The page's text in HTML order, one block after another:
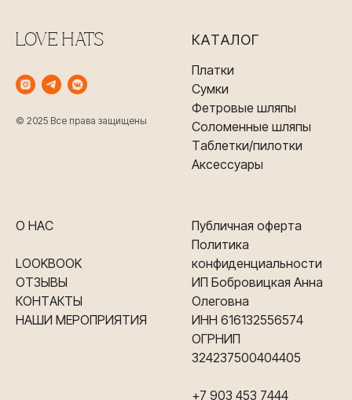
LOVE HATS
© 2025 Все права защищены
КАТАЛОГ
Платки
Сумки
Фетровые шляпы
Соломенные шляпы
Таблетки/пилотки
Аксессуары
О НАС
LOOKBOOK
ОТЗЫВЫ
КОНТАКТЫ
НАШИ МЕРОПРИЯТИЯ
Публичная оферта
Политика
конфиденциальности
ИП Бобровицкая Анна
Олеговна
ИНН 616132556574
ОГРНИП
324237500404405
+7 903 453 7444